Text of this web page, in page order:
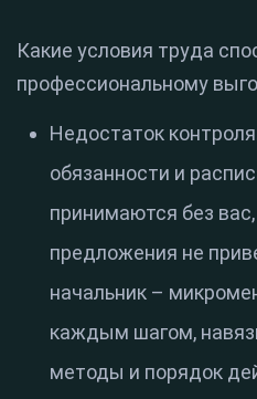
Какие условия труда
профессиональному
Недостаток
обязанности и
принимаются без
предложения не
начальник –
каждым шагом,
методы и порядок